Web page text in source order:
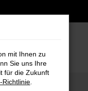
mit Ihnen zu
Sie uns Ihre
für die Zukunft
Richtlinie